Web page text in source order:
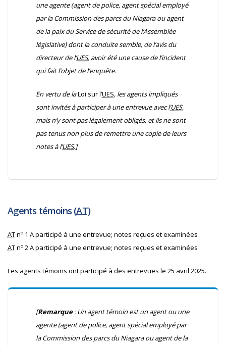
une agente (agent de police, agent spécial employé
par la Commission des parcs du Niagara ou agent
de la paix du Service de sécurité de l’Assemblée
législative) dont la conduite semble, de l’avis du
directeur de l’UES, avoir été une cause de l’incident
qui fait l’objet de l’enquête.
En vertu de laLoi sur l’UES, les agents impliqués
sont invités à participer à une entrevue avec l’UES,
mais n’y sont pas légalement obligés, et ils ne sont
pas tenus non plus de remettre une copie de leurs
notes à l’UES.]
Agents témoins (AT)
ATno 1 A participé à une entrevue; notes reçues et examinées
ATno 2 A participé à une entrevue; notes reçues et examinées
Les agents témoins ont participé à des entrevues le 25 avril 2025.
[Remarque: Un agent témoin est un agent ou une
agente (agent de police, agent spécial employé par
la Commission des parcs du Niagara ou agent de la